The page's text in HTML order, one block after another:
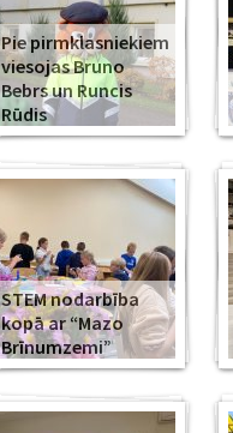
Pie pirmklasniekiem
viesojas Bruno
Bebrs un Runcis
Rūdis
STEM nodarbība
kopā ar “Mazo
Brīnumzemi”